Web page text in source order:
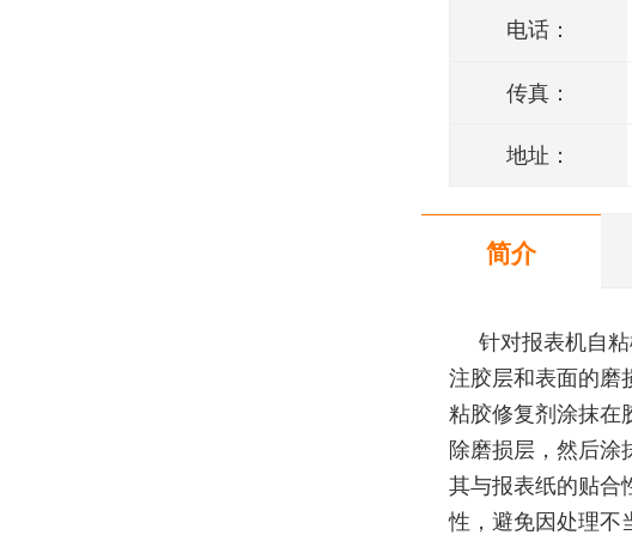
电话：
传真：
地址：
简介
针对报表机自
注胶层和表面的磨
粘胶修复剂涂抹在
除磨损层，然后涂
其与报表纸的贴合
性，避免因处理不